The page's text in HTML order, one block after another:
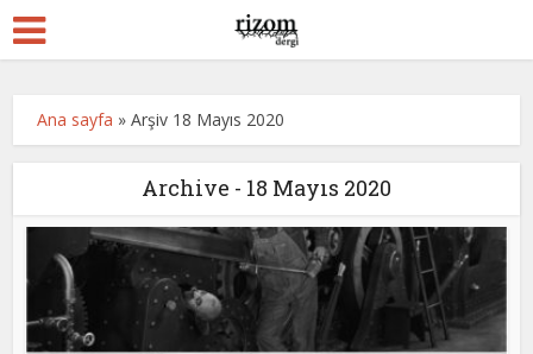
Ana sayfa »Arşiv 18 Mayıs 2020
Archive - 18 Mayıs 2020